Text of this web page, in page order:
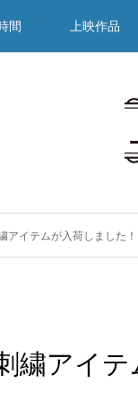
間 上映作品
アイテムが入荷しました！
繍アイテ